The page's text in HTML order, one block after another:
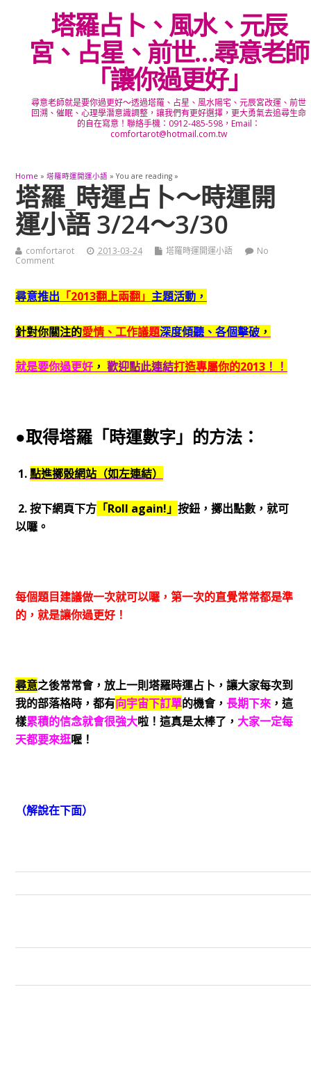
塔羅占卜、風水、元辰
宮、占星、前世…尋意老師
「讓你過更好」
尋意老師就是要你過更好～透過塔羅、占星、風水陽宅、元辰宮改運、前世
回溯、催眠、心理學潛意識調整，讓我們有更好選擇，更大勇氣去追尋生命
的自在寫意！聯絡手機：0912-485-598，Email：
comfortarot@hotmail.com.tw
Home » 塔羅時運開運小語 » You are reading »
塔羅_時運占卜～時運開
運小語 3/24～3/30
comfortarot 2013-03-24 塔羅時運開運小語
No
Comment
尋意推出 「2013翻上兩翻」 主題活動，
針對你關注的愛情、工作議題深度傾聽、各個擊破，
就是要你過更好， 歡迎點此連結打造專屬你的2013！！
●取得塔羅「時運數字」的方法：
1.點進擲骰網站（如左連結）
2. 按下網頁下方「Roll again!」 按鈕，擲出點數，就可
以囉。
每個題目建議做一次就可以囉，第一次的直覺常常都是準
的，就是讓你過更好！
尋意之後常常會，放上一則塔羅時運占卜，讓大家每次到
我的部落格時，都有向宇宙下訂單的機會， 長期下來，這
樣累積的信念就會很強大啦！這真是太棒了， 大家一定每
天都要來逛喔！
（解說在下面）